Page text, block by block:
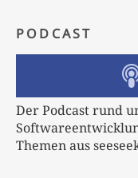
PODCAST
Der Podcast rund
Themen aus